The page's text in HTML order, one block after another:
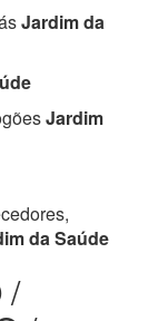
Jardim da
Jardim
da Saúde
/